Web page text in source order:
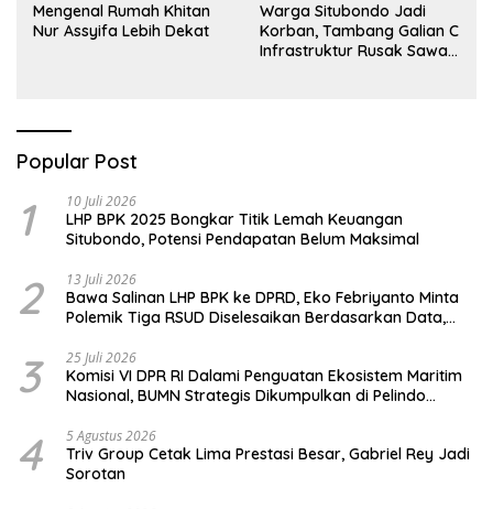
Mengenal Rumah Khitan
Nur Assyifa Lebih Dekat
Warga Situbondo Jadi
Korban, Tambang Galian C
Infrastruktur Rusak Sawah
Popular Post
1 10 Juli 2026
LHP BPK 2025 Bongkar Titik Lemah Keuangan
Situbondo, Potensi Pendapatan Belum Maksimal
2 13 Juli 2026
Bawa Salinan LHP BPK ke DPRD, Eko Febriyanto Minta
Polemik Tiga RSUD Diselesaikan Berdasarkan Data,
3 25 Juli 2026
Komisi VI DPR RI Dalami Penguatan Ekosistem Maritim
Nasional, BUMN Strategis Dikumpulkan di Pelindo
4 5 Agustus 2026
Triv Group Cetak Lima Prestasi Besar, Gabriel Rey Jadi
Sorotan